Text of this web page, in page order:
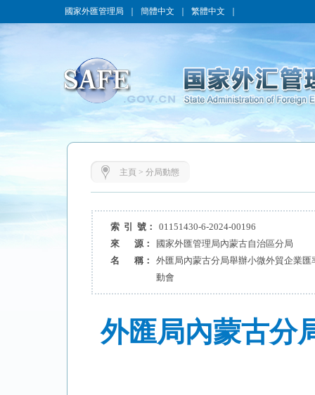
國家外匯管理局 簡體中文 繁體中文
主頁 > 分局動態
索 引 號：
01151430-6-2024-00196
來 源：
國家外匯管理局內蒙古自治區分局
名 稱：
外匯局內蒙古分局舉辦小微外貿企業
動會
外匯局內蒙古分